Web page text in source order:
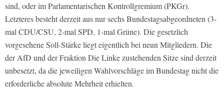
sind, oder im Parlamentarischen Kontrollgremium (PKGr).
Letzteres besteht derzeit aus nur sechs Bundestagsabgeordneten (3-
mal CDU/CSU, 2-mal SPD, 1-mal Grüne). Die gesetzlich
vorgesehene Soll-Stärke liegt eigentlich bei neun Mitgliedern. Die
der AfD und der Fraktion Die Linke zustehenden Sitze sind derzeit
unbesetzt, da die jeweiligen Wahlvorschläge im Bundestag nicht die
erforderliche absolute Mehrheit erhielten.